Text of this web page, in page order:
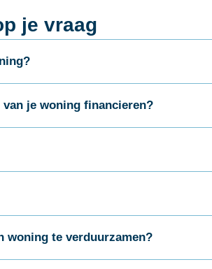
je vraag
je woning financieren?
woning te verduurzamen?